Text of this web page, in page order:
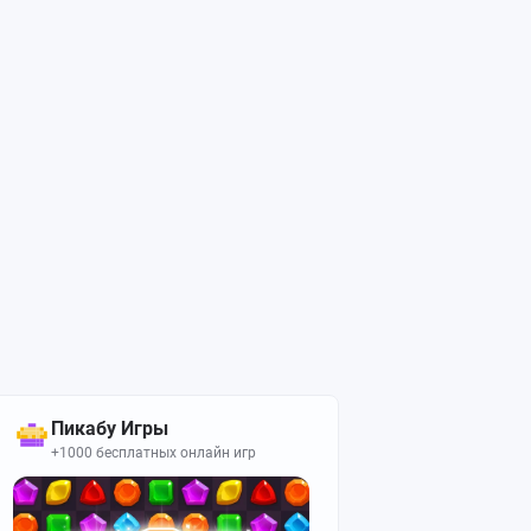
Пикабу Игры
+1000 бесплатных онлайн игр